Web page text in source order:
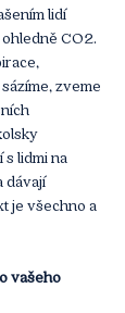
lidí
CO2.
zveme
lidmi na
dávají
je všechno a
vašeho